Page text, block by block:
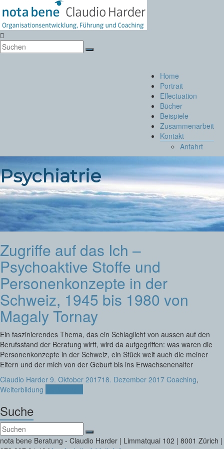
Inhalt
springen
Notabene
Organisationsentwicklung
Home
Portrait
Effectuation
Bücher
Beispiele
Zusammenarbeit
Kontakt
Anfahrt
Psychiatrie
Zugriffe auf das Ich –
Psychoaktive Stoffe und
Personenkonzepte in der
Schweiz, 1945 bis 1980 von
Magaly Tornay
Ein faszinierendes Thema, das ein Schlaglicht von aussen auf den
Berufsstand der Beratung wirft, wird da aufgegriffen: was waren die
Personenkonzepte in der Schweiz, ein Stück weit auch die meiner
Eltern und der mich von der Geburt bis ins Erwachsenenalter
Claudio Harder 9. Oktober 201718. Dezember 2017 Coaching,
Weiterbildung
Suche
nota bene Beratung - Claudio Harder | Limmatquai 102 | 8001 Zürich |